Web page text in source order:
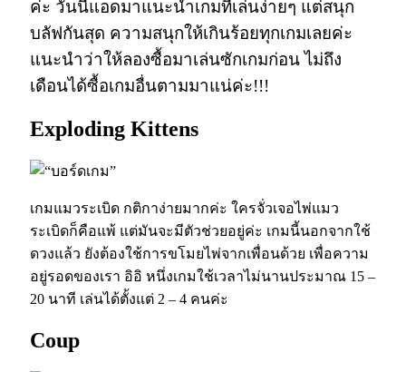
ค่ะ วันนี้แอดมาแนะนำเกมที่เล่นง่ายๆ แต่สนุก
บลัฟกันสุด ความสนุกให้เกินร้อยทุกเกมเลยค่ะ
แนะนำว่าให้ลองซื้อมาเล่นซักเกมก่อน ไม่ถึง
เดือนได้ซื้อเกมอื่นตามมาแน่ค่ะ!!!
Exploding Kittens
เกมแมวระเบิด กติกาง่ายมากค่ะ ใครจั่วเจอไพ่แมว
ระเบิดก็คือแพ้ แต่มันจะมีตัวช่วยอยู่ค่ะ เกมนี้นอกจากใช้
ดวงแล้ว ยังต้องใช้การขโมยไพ่จากเพื่อนด้วย เพื่อความ
อยู่รอดของเรา อิอิ หนึ่งเกมใช้เวลาไม่นานประมาณ 15 –
20 นาที เล่นได้ตั้งแต่ 2 – 4 คนค่ะ
Coup